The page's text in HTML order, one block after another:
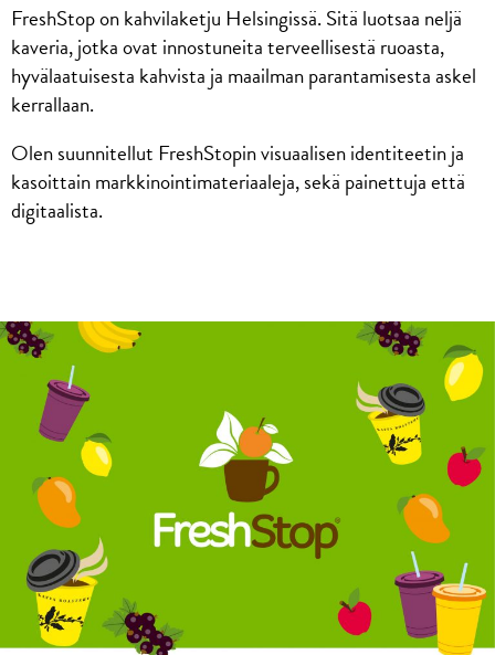
FreshStop on kahvilaketju Helsingissä. Sitä luotsaa neljä
kaveria, jotka ovat innostuneita terveellisestä ruoasta,
hyvälaatuisesta kahvista ja maailman parantamisesta askel
kerrallaan.
Olen suunnitellut FreshStopin visuaalisen identiteetin ja
kasoittain markkinointimateriaaleja, sekä painettuja että
digitaalista.